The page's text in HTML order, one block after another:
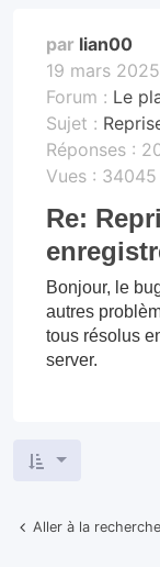
par lian00
19 mars
Forum : Le
Sujet :
Réponses :
Vues : 34045
Re:
Bonjour, le
autres
tous résolus
server.
Aller à la